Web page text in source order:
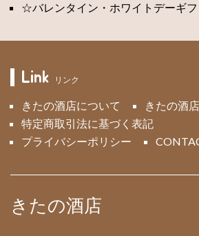
☆バレンタイン・ホワイトデーギフ
Link リンク
きたの酒店について
きたの酒
特定商取引法に基づく表記
プライバシーポリシー
きたの酒店